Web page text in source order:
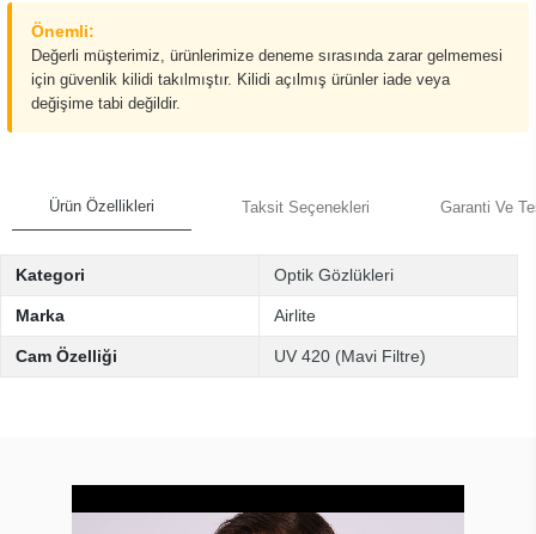
Önemli:
Değerli müşterimiz, ürünlerimize deneme sırasında zarar gelmemesi
için güvenlik kilidi takılmıştır. Kilidi açılmış ürünler iade veya
değişime tabi değildir.
Ürün Özellikleri Taksit Seçenekleri Garanti Ve
Kategori Optik Gözlükleri
Marka Airlite
Cam Özelliği UV 420 (Mavi Filtre)